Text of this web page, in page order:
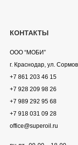
КОНТАКТЫ
ООО “МОБИ”
г. Краснодар, ул.
+7 861 203 46 15
+7 928 209 98 26
+7 989 292 95 68
+7 918 031 09 28
office@superoil.ru